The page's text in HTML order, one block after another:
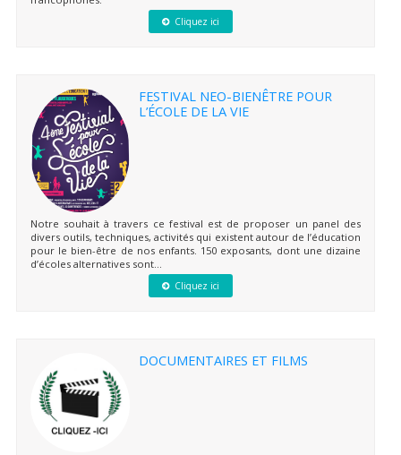
Cliquez ici
FESTIVAL NEO-BIENÊTRE POUR
L’ÉCOLE DE LA VIE
Notre souhait à travers ce festival est de proposer un panel des
divers outils, techniques, activités qui existent autour de l’éducation
pour le bien-être de nos enfants. 150 exposants, dont une dizaine
d’écoles alternatives sont...
Cliquez ici
DOCUMENTAIRES ET FILMS